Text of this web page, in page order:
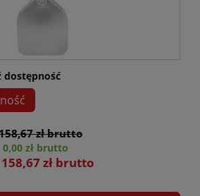
dostępność
zł brutto
0,00 zł brutto
158,67 zł brutto